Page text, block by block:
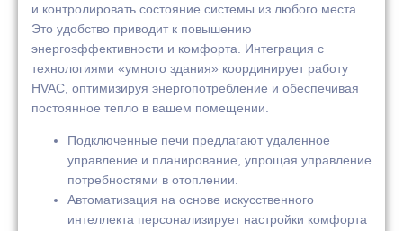
и контролировать состояние системы из любого места.
Это удобство приводит к повышению
энергоэффективности и комфорта. Интеграция с
технологиями «умного здания» координирует работу
HVAC, оптимизируя энергопотребление и обеспечивая
постоянное тепло в вашем помещении.
Подключенные печи предлагают удаленное
управление и планирование, упрощая управление
потребностями в отоплении.
Автоматизация на основе искусственного
интеллекта персонализирует настройки комфорта